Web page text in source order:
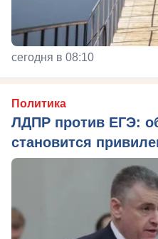
сегодня в 08:10
Политика
ЛДПР против ЕГЭ:
становится